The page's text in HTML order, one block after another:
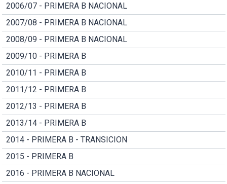
2006/07 - PRIMERA B NACIONAL
2007/08 - PRIMERA B NACIONAL
2008/09 - PRIMERA B NACIONAL
2009/10 - PRIMERA B
2010/11 - PRIMERA B
2011/12 - PRIMERA B
2012/13 - PRIMERA B
2013/14 - PRIMERA B
2014 - PRIMERA B - TRANSICION
2015 - PRIMERA B
2016 - PRIMERA B NACIONAL